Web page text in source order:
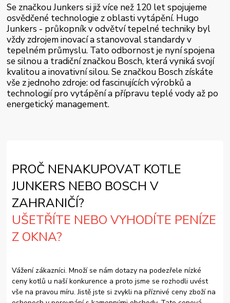
Se značkou Junkers si již více než 120 let spojujeme
osvědčené technologie z oblasti vytápění. Hugo
Junkers - průkopník v odvětví tepelné techniky byl
vždy zdrojem inovací a stanovoval standardy v
tepelném průmyslu. Tato odbornost je nyní spojena
se silnou a tradiční značkou Bosch, která vyniká svojí
kvalitou a inovativní silou. Se značkou Bosch získáte
vše z jednoho zdroje: od fascinujících výrobků a
technologií pro vytápění a přípravu teplé vody až po
energetický management.
PROČ NENAKUPOVAT KOTLE
JUNKERS NEBO BOSCH V
ZAHRANIČÍ?
UŠETŘÍTE NEBO VYHODÍTE PENÍZE
Z OKNA?
Vážení zákazníci. Množí se nám dotazy na podezřele nízké
ceny kotlů u naší konkurence a proto jsme se rozhodli uvést
vše na pravou míru. Jistě jste si zvykli na příznivé ceny zboží na